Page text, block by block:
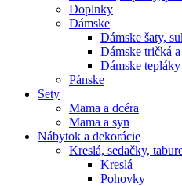
Doplnky
Dámske
Dámske šaty,
Dámske tričká
Dámske
Pánske
Sety
Mama a dcéra
Mama a syn
Nábytok a dekorácie
Kreslá, sedačky,
Kreslá
Pohovky